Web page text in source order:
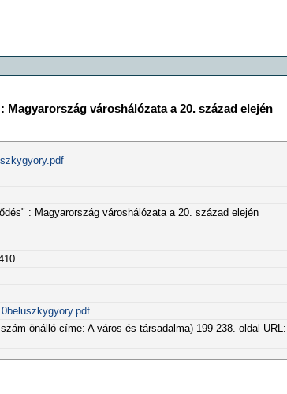
városhálózata a 20. század elején
: Magyarország városhálózata a 20. század elején
önálló címe: A város és társadalma) 199-238. oldal URL: